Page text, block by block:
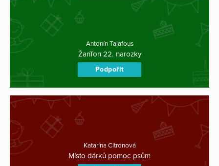
Antonín Talafous
ŽanTon 22. narozky
Podpořit
Katarína Citronová
Místo dárků pomoc psům